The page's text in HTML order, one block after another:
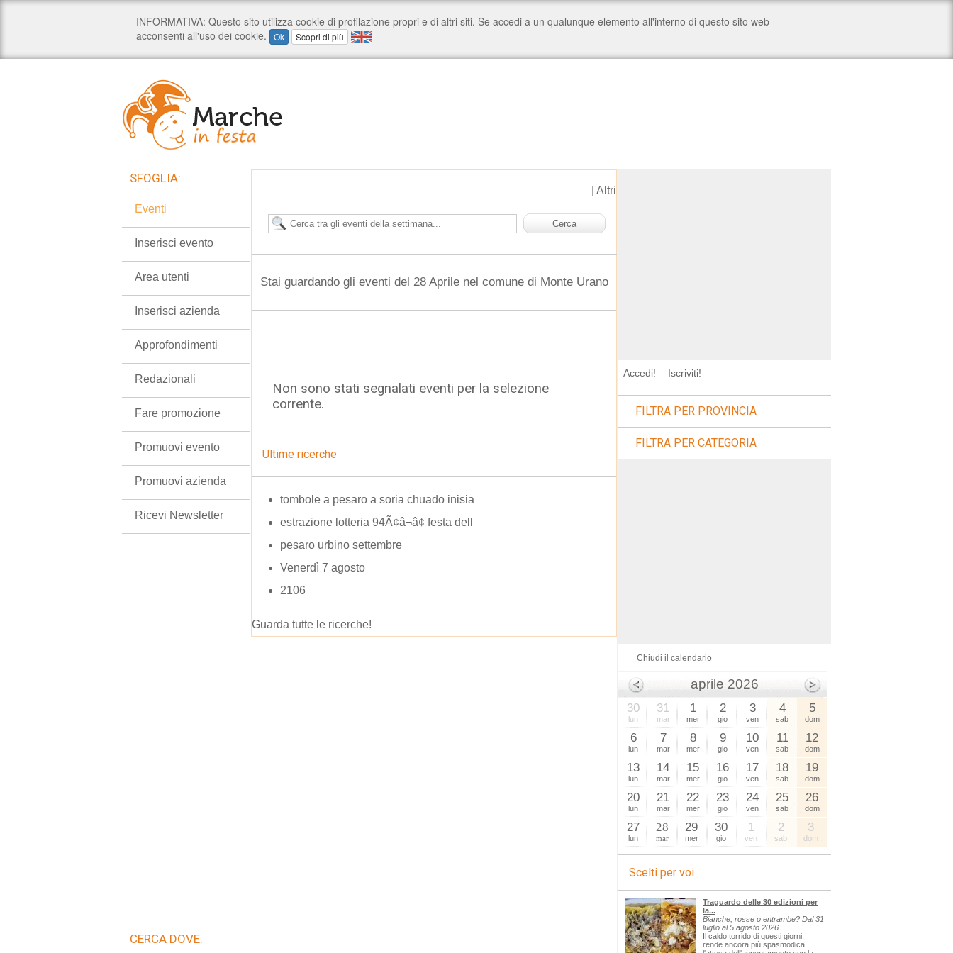
Altri
Stai guardando gli eventi del 28 Aprile nel comune di Monte Urano
Non sono stati segnalati eventi per la selezione
corrente.
Ultime ricerche
tombole a pesaro a soria chuado inisia
estrazione lotteria 94Ã¢â¬â¢ festa dell
pesaro urbino settembre
Venerdì 7 agosto
2106
Guarda tutte le ricerche!
SFOGLIA:
Eventi
Inserisci evento
Area utenti
Inserisci azienda
Approfondimenti
Redazionali
Fare promozione
Promuovi evento
Promuovi azienda
Ricevi Newsletter
CERCA DOVE:
Accedi! Iscriviti!
FILTRA PER PROVINCIA
FILTRA PER CATEGORIA
Chiudi il calendario
aprile 2026
30
lun
31
mar
1
mer
2
gio
3
ven
4
sab
5
dom
6
lun
7
mar
8
mer
9
gio
10
ven
11
sab
12
dom
13
lun
14
mar
15
mer
16
gio
17
ven
18
sab
19
dom
20
lun
21
mar
22
mer
23
gio
24
ven
25
sab
26
dom
27
lun
28
mar
29
mer
30
gio
1
ven
2
sab
3
dom
Scelti per voi
Traguardo delle 30 edizioni per
la...
Bianche, rosse o entrambe? Dal 31
luglio al 5 agosto 2026...
Il caldo torrido di questi giorni,
rende ancora più spasmodica